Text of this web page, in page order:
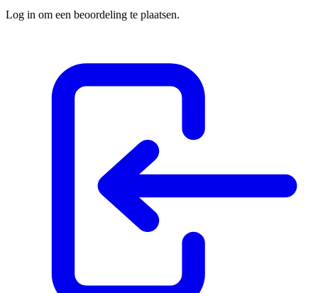
Log in om een beoordeling te plaatsen.